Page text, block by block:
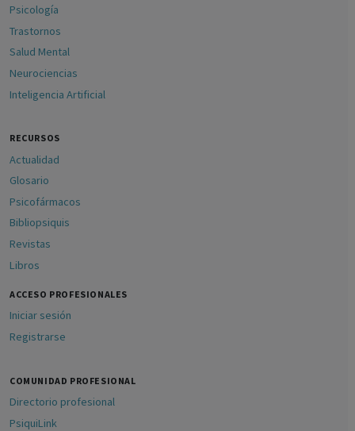
Psicología
Trastornos
Salud Mental
Neurociencias
Inteligencia Artificial
RECURSOS
Actualidad
Glosario
Psicofármacos
Bibliopsiquis
Revistas
Libros
ACCESO PROFESIONALES
Iniciar sesión
Registrarse
COMUNIDAD PROFESIONAL
Directorio profesional
PsiquiLink